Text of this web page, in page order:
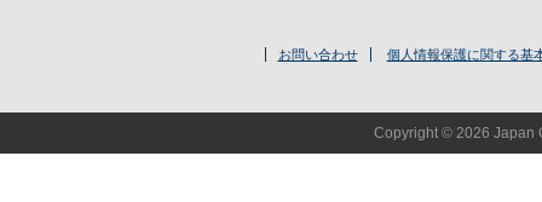
お問い合わせ 個人情報保護に関する基
Copyright © 2026 Japan